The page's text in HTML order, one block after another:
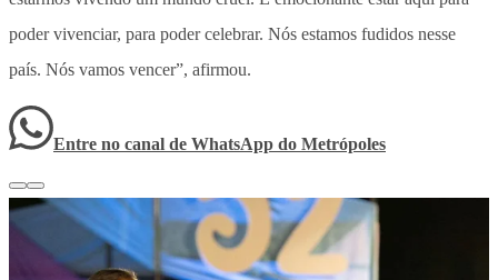
poder vivenciar, para poder celebrar. Nós estamos fudidos nesse
país. Nós vamos vencer”, afirmou.
Entre no canal de WhatsApp do Metrópoles